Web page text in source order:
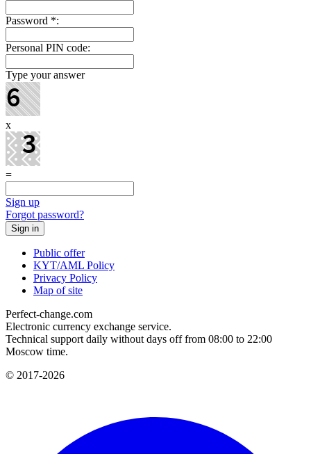
Password *:
Personal PIN code:
Type your answer
x
=
Sign up
Forgot password?
Public offer
KYT/AML Policy
Privacy Policy
Map of site
Perfect-change.com
Electronic currency exchange service.
Technical support daily without days off from 08:00 to 22:00
Moscow time.
© 2017-2026